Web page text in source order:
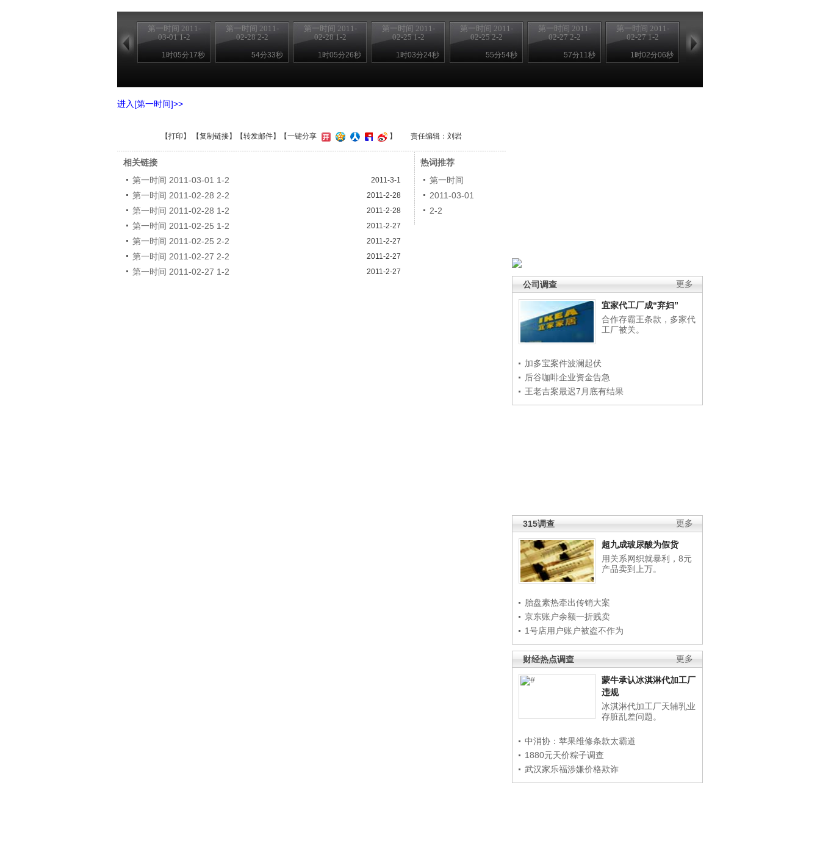
第一时间 2011-
03-01 1-2
1时05分17秒
第一时间 2011-
02-28 2-2
54分33秒
第一时间 2011-
02-28 1-2
1时05分26秒
第一时间 2011-
02-25 1-2
1时03分24秒
第一时间 2011-
02-25 2-2
55分54秒
第一时间 2011-
02-27 2-2
57分11秒
第一时间 2011-
02-27 1-2
1时02分06秒
更多
公司调查
宜家代工厂成“弃妇”
合作存霸王条款，多家代
工厂被关。
加多宝案件波澜起伏
后谷咖啡企业资金告急
王老吉案最迟7月底有结果
更多
315调查
超九成玻尿酸为假货
用关系网织就暴利，8元
产品卖到上万。
胎盘素热牵出传销大案
京东账户余额一折贱卖
1号店用户账户被盗不作为
更多
财经热点调查
蒙牛承认冰淇淋代加工厂
违规
冰淇淋代加工厂天辅乳业
存脏乱差问题。
中消协：苹果维修条款太霸道
1880元天价粽子调查
武汉家乐福涉嫌价格欺诈
进入[第一时间]>>
【打印 】 【复制链接】【转发邮件】 【一键分享 】 责任编辑：刘岩
相关链接
第一时间 2011-03-01 1-2
2011-3-1
第一时间 2011-02-28 2-2 2011-2-28
第一时间 2011-02-28 1-2 2011-2-28
第一时间 2011-02-25 1-2 2011-2-27
第一时间 2011-02-25 2-2 2011-2-27
第一时间 2011-02-27 2-2 2011-2-27
第一时间 2011-02-27 1-2 2011-2-27
热词推荐
第一时间
2011-03-01
2-2